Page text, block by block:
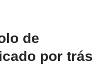
de
por trás